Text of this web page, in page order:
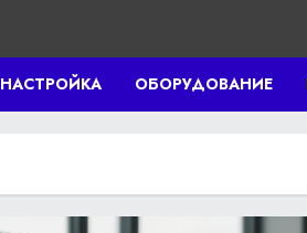
НАСТРОЙКА ОБОРУДОВАНИЕ